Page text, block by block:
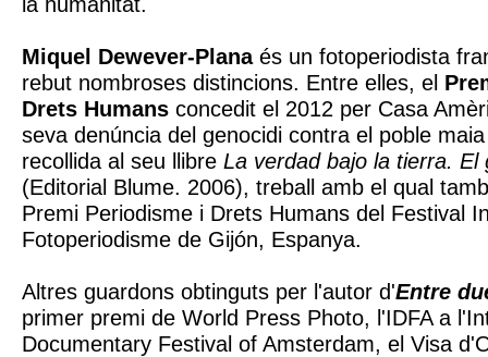
Miquel Dewever-Planaés un fotoperiodista
rebut nombroses distincions. Entre elles, el
Drets Humans concedit el 2012 per Casa
seva denúncia del genocidi contra el poble
recollida al seu llibre La verdad bajo la tierra. El
(Editorial Blume. 2006), treball amb el qual
Premi Periodisme i Drets Humans del Festival
Fotoperiodisme de Gijón, Espanya.
Altres guardons obtinguts per l'autor d'Entre
primer premi de World Press Photo, l'IDFA a
Documentary Festival of Amsterdam, el Visa